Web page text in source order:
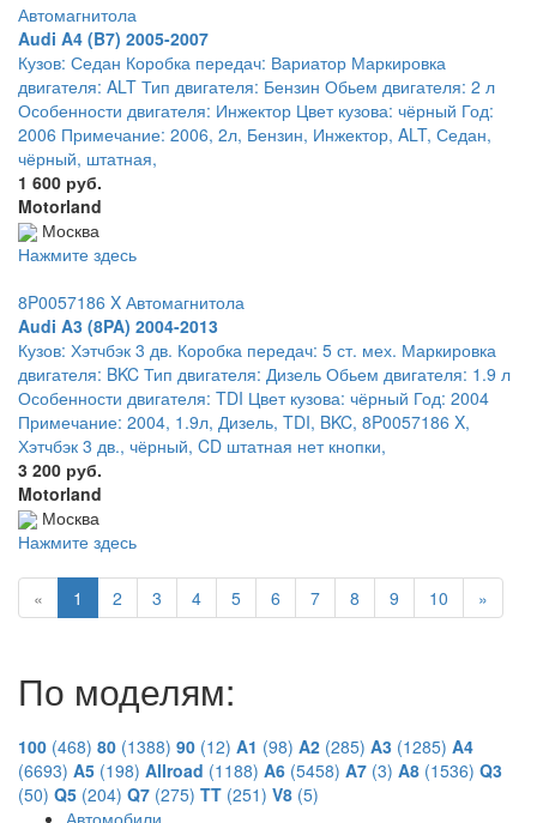
Автомагнитола
Audi A4 (B7) 2005-2007
Кузов: Седан Коробка передач: Вариатор Маркировка
двигателя: ALT Тип двигателя: Бензин Обьем двигателя: 2 л
Особенности двигателя: Инжектор Цвет кузова: чёрный Год:
2006 Примечание: 2006, 2л, Бензин, Инжектор, ALT, Седан,
чёрный, штатная,
1 600 руб.
Motorland
Москва
Нажмите здесь
8P0057186 X Автомагнитола
Audi A3 (8PA) 2004-2013
Кузов: Хэтчбэк 3 дв. Коробка передач: 5 ст. мех. Маркировка
двигателя: BKC Тип двигателя: Дизель Обьем двигателя: 1.9 л
Особенности двигателя: TDI Цвет кузова: чёрный Год: 2004
Примечание: 2004, 1.9л, Дизель, TDI, BKC, 8P0057186 X,
Хэтчбэк 3 дв., чёрный, CD штатная нет кнопки,
3 200 руб.
Motorland
Москва
Нажмите здесь
« 1 2 3 4 5 6 7 8 9 10 »
По моделям:
100 (468) 80 (1388) 90 (12) A1 (98) A2 (285) A3 (1285) A4
(6693) A5 (198) Allroad (1188) A6 (5458) A7 (3) A8 (1536) Q3
(50) Q5 (204) Q7 (275) TT (251) V8 (5)